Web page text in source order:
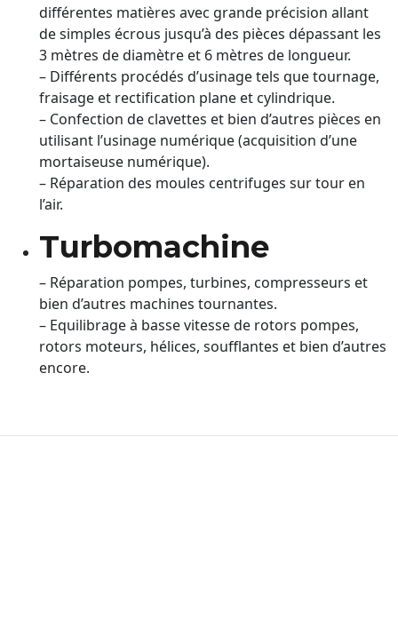
différentes matières avec grande précision allant
de simples écrous jusqu’à des pièces dépassant les
3 mètres de diamètre et 6 mètres de longueur.
– Différents procédés d’usinage tels que tournage,
fraisage et rectification plane et cylindrique.
– Confection de clavettes et bien d’autres pièces en
utilisant l’usinage numérique (acquisition d’une
mortaiseuse numérique).
– Réparation des moules centrifuges sur tour en
l’air.
Turbomachine
– Réparation pompes, turbines, compresseurs et
bien d’autres machines tournantes.
– Equilibrage à basse vitesse de rotors pompes,
rotors moteurs, hélices, soufflantes et bien d’autres
encore.